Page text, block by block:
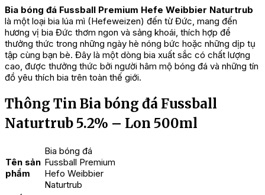
Bia bóng đá Fussball Premium Hefe Weibbier Naturtrub
là một loại bia lúa mì (Hefeweizen) đến từ Đức, mang đến
hương vị bia Đức thơm ngon và sảng khoái, thích hợp để
thưởng thức trong những ngày hè nóng bức hoặc những dịp tụ
tập cùng bạn bè. Đây là một dòng bia xuất sắc có chất lượng
cao, được thưởng thức bởi người hâm mộ bóng đá và những tín
đồ yêu thích bia trên toàn thế giới.
Thông Tin Bia bóng đá Fussball
Naturtrub 5.2% – Lon 500ml
Tên sản
phẩm
Bia bóng đá
Fussball Premium
Hefo Weibbier
Naturtrub